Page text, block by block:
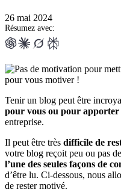
26 mai 2024
Résumez avec:
Tenir un blog peut être
pour vous ou pour
entreprise.
Il peut être très difficile de
votre blog reçoit peu ou pas
l’une des seules façons de
d’être lu. Ci-dessous, nous
de rester motivé.